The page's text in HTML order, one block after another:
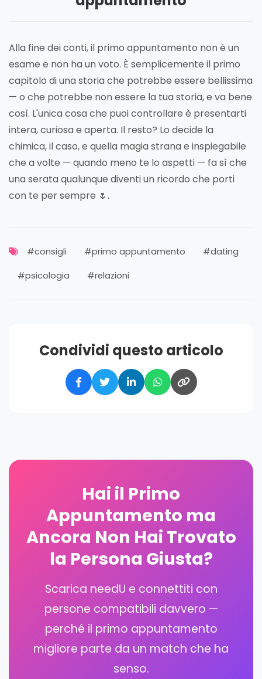
Alla fine dei conti, il primo appuntamento non è un
esame e non ha un voto. È semplicemente il primo
capitolo di una storia che potrebbe essere bellissima
— o che potrebbe non essere la tua storia, e va bene
così. L'unica cosa che puoi controllare è presentarti
intera, curiosa e aperta. Il resto? Lo decide la
chimica, il caso, e quella magia strana e inspiegabile
che a volte — quando meno te lo aspetti — fa sì che
una serata qualunque diventi un ricordo che porti
con te per sempre 🌷.
#consigli #primo appuntamento #dating
#psicologia #relazioni
Condividi questo articolo
Hai il Primo
Appuntamento ma
Ancora Non Hai Trovato
la Persona Giusta?
Scarica needU e connettiti con
persone compatibili davvero —
perché il primo appuntamento
migliore parte da un match che ha
senso.